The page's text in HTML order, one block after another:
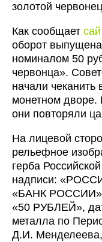
золотой
Как сообщает
оборот
номиналом 50
червонца».
начали чеканить
монетном
они повторяли
На лицевой
рельефное
герба
надписи:
«БАНК
«50 РУБЛЕЙ»,
металла по
Д.И. Менделеева,